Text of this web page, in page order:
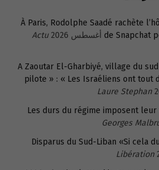
À Paris, Rodolphe Saadé rachète
de Snapchat
Actu
A Zaoutar El-Gharbiyé, village du
pilote » : « Les Israéliens ont tout
Laure Stephan
Les durs du régime imposent
Georges
Disparus du Sud-Liban «Si cela
Libération